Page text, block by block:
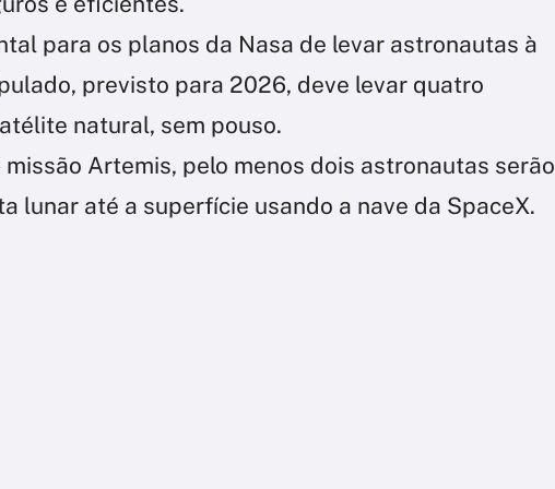
para os planos da Nasa de levar astronautas à
previsto para 2026, deve levar quatro
natural, sem pouso.
Artemis, pelo menos dois astronautas serão
lunar até a superfície usando a nave da SpaceX.